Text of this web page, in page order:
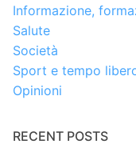
Informazione,
Salute
Società
Sport e tempo
Opinioni
RECENT POSTS